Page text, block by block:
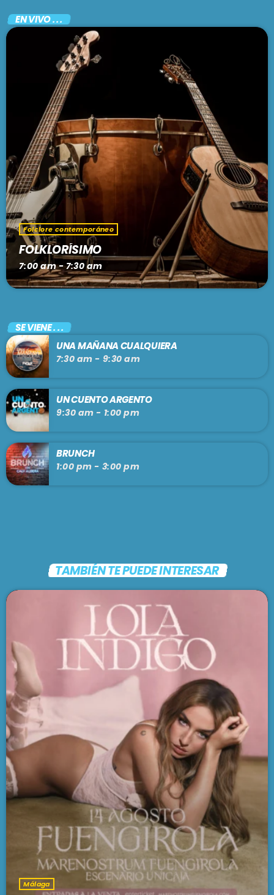
EN VIVO . . .
Folclore contemporáneo
FOLKLORÍSIMO
7:00 am - 7:30 am
SE VIENE . . .
UNA MAÑANA CUALQUIERA
7:30 am - 9:30 am
UN CUENTO ARGENTO
9:30 am - 1:00 pm
BRUNCH
1:00 pm - 3:00 pm
TAMBIÉN TE PUEDE INTERESAR
Málaga